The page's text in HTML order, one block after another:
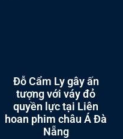
Đỗ Cẩm Ly gây ấn
tượng với váy đỏ
quyền lực tại Liên
hoan phim châu Á Đà
Nẵng